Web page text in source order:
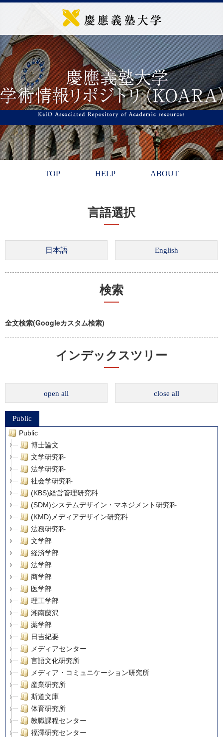
TOP HELP ABOUT
言語選択
検索
全文検索(Googleカスタム検索)
インデックスツリー
open all close all
Public
Public
博士論文
文学研究科
法学研究科
社会学研究科
(KBS)経営管理研究科
(SDM)システムデザイン・マネジメント研究科
(KMD)メディアデザイン研究科
法務研究科
文学部
経済学部
法学部
商学部
医学部
理工学部
湘南藤沢
薬学部
日吉紀要
メディアセンター
言語文化研究所
メディア・コミュニケーション研究所
産業研究所
斯道文庫
体育研究所
教職課程センター
福澤研究センター